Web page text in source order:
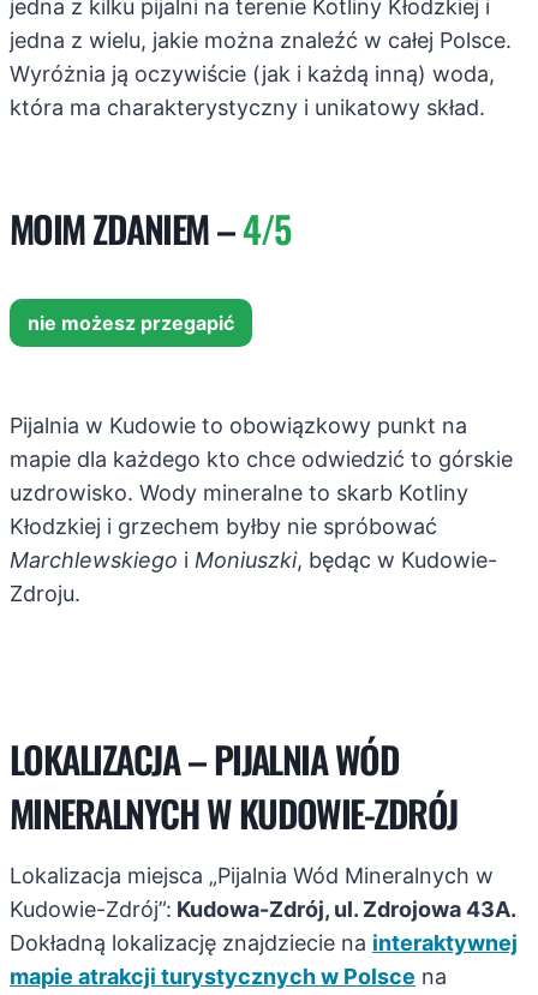
jedna z kilku pijalni na terenie Kotliny Kłodzkiej i
jedna z wielu, jakie można znaleźć w całej Polsce.
Wyróżnia ją oczywiście (jak i każdą inną) woda,
która ma charakterystyczny i unikatowy skład.
MOIM ZDANIEM –4/5
nie możesz przegapić
Pijalnia w Kudowie to obowiązkowy punkt na
mapie dla każdego kto chce odwiedzić to górskie
uzdrowisko. Wody mineralne to skarb Kotliny
Kłodzkiej i grzechem byłby nie spróbować
Marchlewskiego i Moniuszki, będąc w Kudowie-
Zdroju.
LOKALIZACJA – PIJALNIA WÓD
MINERALNYCH W KUDOWIE-ZDRÓJ
Lokalizacja miejsca „Pijalnia Wód Mineralnych w
Kudowie-Zdrój”: Kudowa-Zdrój, ul. Zdrojowa 43A.
Dokładną lokalizację znajdziecie na interaktywnej
mapie atrakcji turystycznych w Polsce na